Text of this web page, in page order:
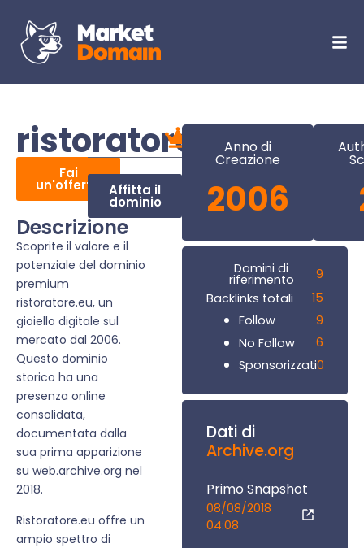
ristoratore.eu
Fai
un'offerta Affitta il
dominio
Descrizione
Scoprite il valore e il
potenziale del dominio
premium
ristoratore.eu, un
gioiello digitale sul
mercato dal 2006.
Questo dominio
storico ha una
presenza online
consolidata,
documentata dalla
sua prima apparizione
su web.archive.org nel
2018.
Ristoratore.eu offre un
ampio spettro di
Anno di
Creazione
2006
Domini di
riferimento
9
Backlinks totali
15
Follow
9
No Follow
6
Sponsorizzati0
Dati di
Archive.org
Primo Snapshot
08/08/2018
04:08